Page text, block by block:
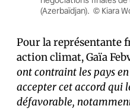
(Azerbaïdjan). © Kiara
Pour la représentante
action climat, Gaïa
ont contraint les pays
accepter cet accord qui
défavorable,